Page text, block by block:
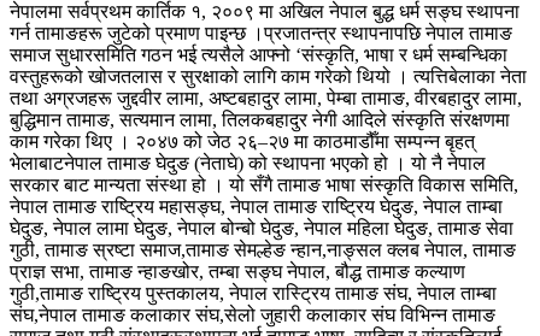
नेपालमा सर्वप्रथम कार्तिक १, २००९ मा अखिल नेपाल बुद्ध धर्म सङ्घ स्थापना
गर्न तामाङहरू जुटेको प्रमाण पाइन्छ ।प्रजातन्त्र स्थापनापछि नेपाल तामाङ
समाज सुधारसमिति गठन भई त्यसैले आफ्नो ‘संस्कृति, भाषा र धर्म सम्बन्धिका
वस्तुहरूको खोजतलास र सुरक्षाको लागि काम गरेको थियो । त्यत्तिबेलाका नेता
तथा अग्रजहरू जुद्दवीर लामा, अष्टबहादुर लामा, पेम्बा तामाङ, वीरबहादुर लामा,
बुद्धिमान तामाङ, सत्यमान लामा, तिलकबहादुर नेगी आदिले संस्कृति संरक्षणमा
काम गरेका थिए । २०४७ को जेठ २६–२७ मा काठमाडौँमा सम्पन्न बृहत्
भेलाबाटनेपाल तामाङ घेदुङ (नेताघे) को स्थापना भएको हो । यो नै नेपाल
सरकार बाट मान्यता संस्था हो । यो सँगै तामाङ भाषा संस्कृति विकास समिति,
नेपाल तामाङ राष्ट्रिय महासङ्घ, नेपाल तामाङ राष्ट्रिय घेदुङ, नेपाल ताम्बा
घेदुङ, नेपाल लामा घेदुङ, नेपाल बोन्बो घेदुङ, नेपाल महिला घेदुङ, तामाङ सेवा
गुठी, तामाङ स्रष्टा समाज,तामाङ सेमल्हेङ न्हान,नाङ्सल क्लब नेपाल, तामाङ
प्राज्ञ सभा, तामाङ न्हाङखोर, तम्बा सङ्घ नेपाल, बौद्ध तामाङ कल्याण
गुठी,तामाङ राष्ट्रिय पुस्तकालय, नेपाल रास्ट्रिय तामाङ संघ, नेपाल ताम्बा
संघ,नेपाल तामाङ कलाकार संघ,सेलो जुहारी कलाकार संघ विभिन्न तामाङ